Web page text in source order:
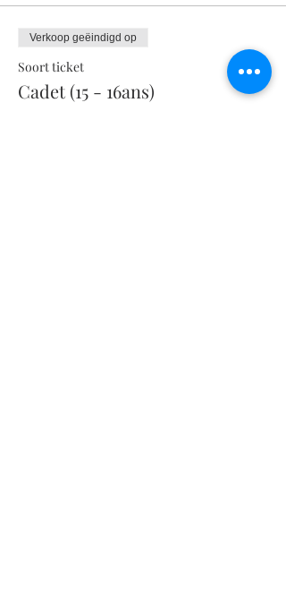
Verkoop geëindigd op
Soort ticket
Cadet (15 - 16ans)